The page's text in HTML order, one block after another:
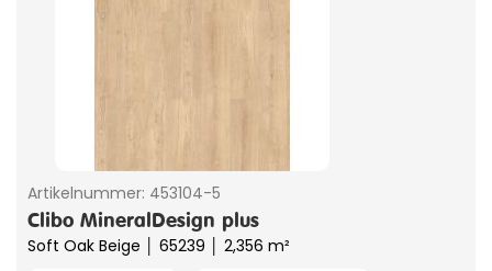
Artikelnummer: 453104-5
Clibo MineralDesign plus
Soft Oak Beige │ 65239 │ 2,356 m²